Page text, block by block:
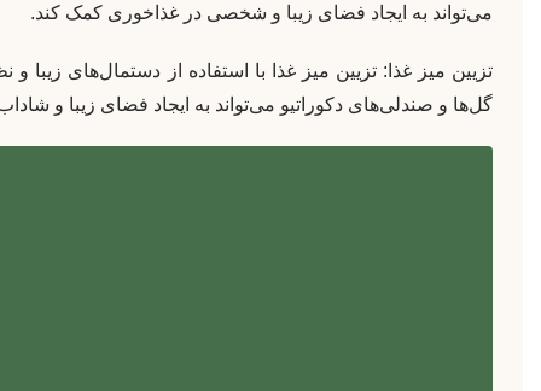
می‌تواند به ایجاد فضای زیبا و شخصی در غذاخوری کمک کند.
تزیین میز غذا: تزیین میز غذا با استفاده از دستمال‌های زیبا
گل‌ها و صندلی‌های دکوراتیو می‌تواند به ایجاد فضای زیبا و